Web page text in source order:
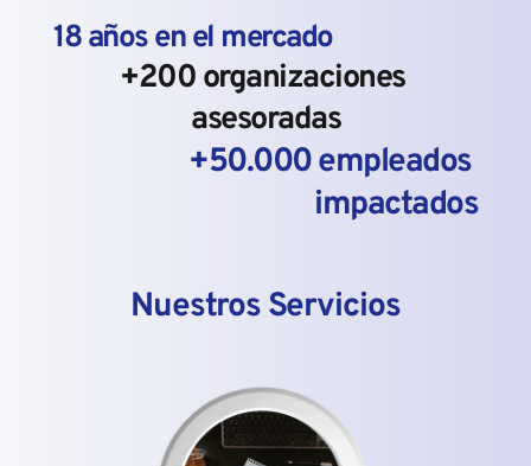
18 años en el mercado
+200 organizaciones
asesoradas
+50.000 empleados
impactados
Nuestros Servicios